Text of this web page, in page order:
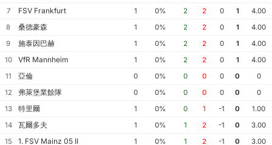
7
FSV Frankfurt 1 0% 2 2 0 1
4.00
8
桑德豪森 1 0% 2 2 0 1
4.00
9
施泰因巴赫 1 0% 2 2 0 1
4.00
10
VfR Mannheim 1 0% 2 2 0 1
4.00
11
亞倫 0 0% 0 0 0 0
0
12
弗萊堡業餘隊 0 0% 0 0 0 0
0
13
特里爾 1 0% 0 1 -1 0
1.00
14
瓦爾多夫 1 0% 1 2 -1 0
3.00
15
1. FSV Mainz 05 II 1 0% 1 2 -1 0
3.00